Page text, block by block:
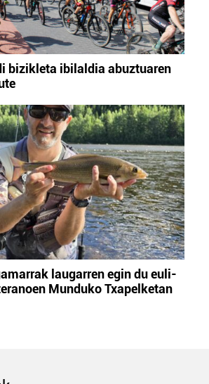
bizikleta ibilaldia abuztuaren
laugarren egin du euli-
Munduko Txapelketan